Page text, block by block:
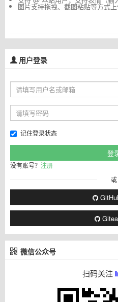
图片支持拖拽、截图粘贴等方式
用户登录
记住登录状态
没有账号？ 注册
或
微信公众号
扫码关注